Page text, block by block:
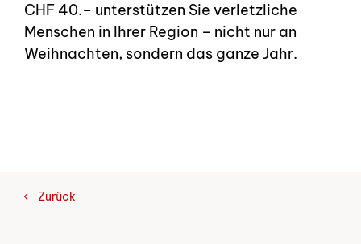
CHF 40.– unterstützen Sie verletzliche
Menschen in Ihrer Region – nicht nur an
Weihnachten, sondern das ganze Jahr.
Zurück